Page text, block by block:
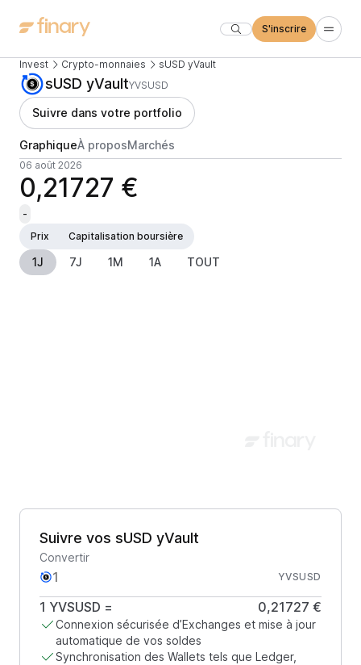
S'inscrire
Invest Crypto-monnaies sUSD yVault
sUSD yVaultYVSUSD
Suivre dans votre portfolio
GraphiqueÀ proposMarchés
06 août 2026
0,21727 €
-
Prix
Capitalisation boursière
1J 7J 1M 1A TOUT
Suivre vos sUSD yVault
Convertir
YVSUSD
1 YVSUSD = 0,21727 €
Connexion sécurisée d’Exchanges et mise à jour
automatique de vos soldes
Synchronisation des Wallets tels que Ledger,